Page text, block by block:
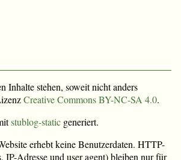
Inhalte stehen, soweit nicht anders
Creative Commons BY-NC-SA 4.0.
stublog-static generiert.
erhebt keine Benutzerdaten. HTTP-
IP-Adresse und user agent) bleiben nur für